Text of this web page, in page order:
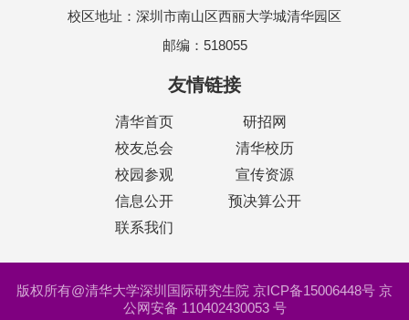
校区地址：深圳市南山区西丽大学城清华园区
邮编：518055
友情链接
清华首页
研招网
校友总会
清华校历
校园参观
宣传资源
信息公开
预决算公开
联系我们
版权所有@清华大学深圳国际研究生院 京ICP备15006448号 京
公网安备 110402430053 号